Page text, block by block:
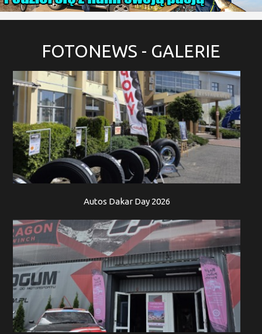
FOTONEWS - GALERIE
Autos Dakar Day 2026